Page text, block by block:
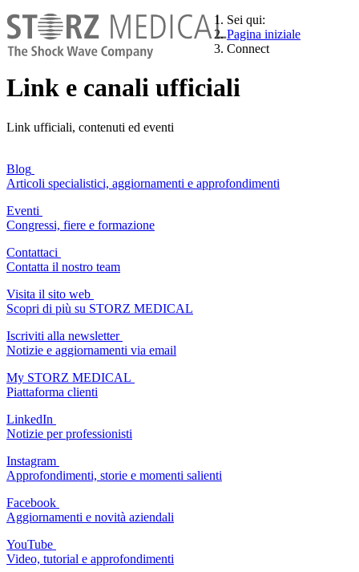
Sei qui:
Pagina iniziale
Connect
Link e canali ufficiali
Link ufficiali, contenuti ed eventi
Blog
Articoli specialistici, aggiornamenti e approfondimenti
Eventi
Congressi, fiere e formazione
Contattaci
Contatta il nostro team
Visita il sito web
Scopri di più su STORZ MEDICAL
Iscriviti alla newsletter
Notizie e aggiornamenti via email
My STORZ MEDICAL
Piattaforma clienti
LinkedIn
Notizie per professionisti
Instagram
Approfondimenti, storie e momenti salienti
Facebook
Aggiornamenti e novità aziendali
YouTube
Video, tutorial e approfondimenti